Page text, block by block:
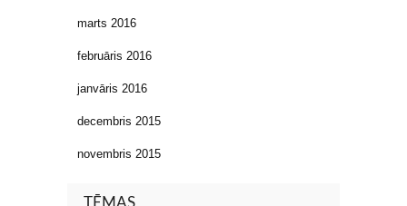
marts 2016
februāris 2016
janvāris 2016
decembris 2015
novembris 2015
TĒMAS